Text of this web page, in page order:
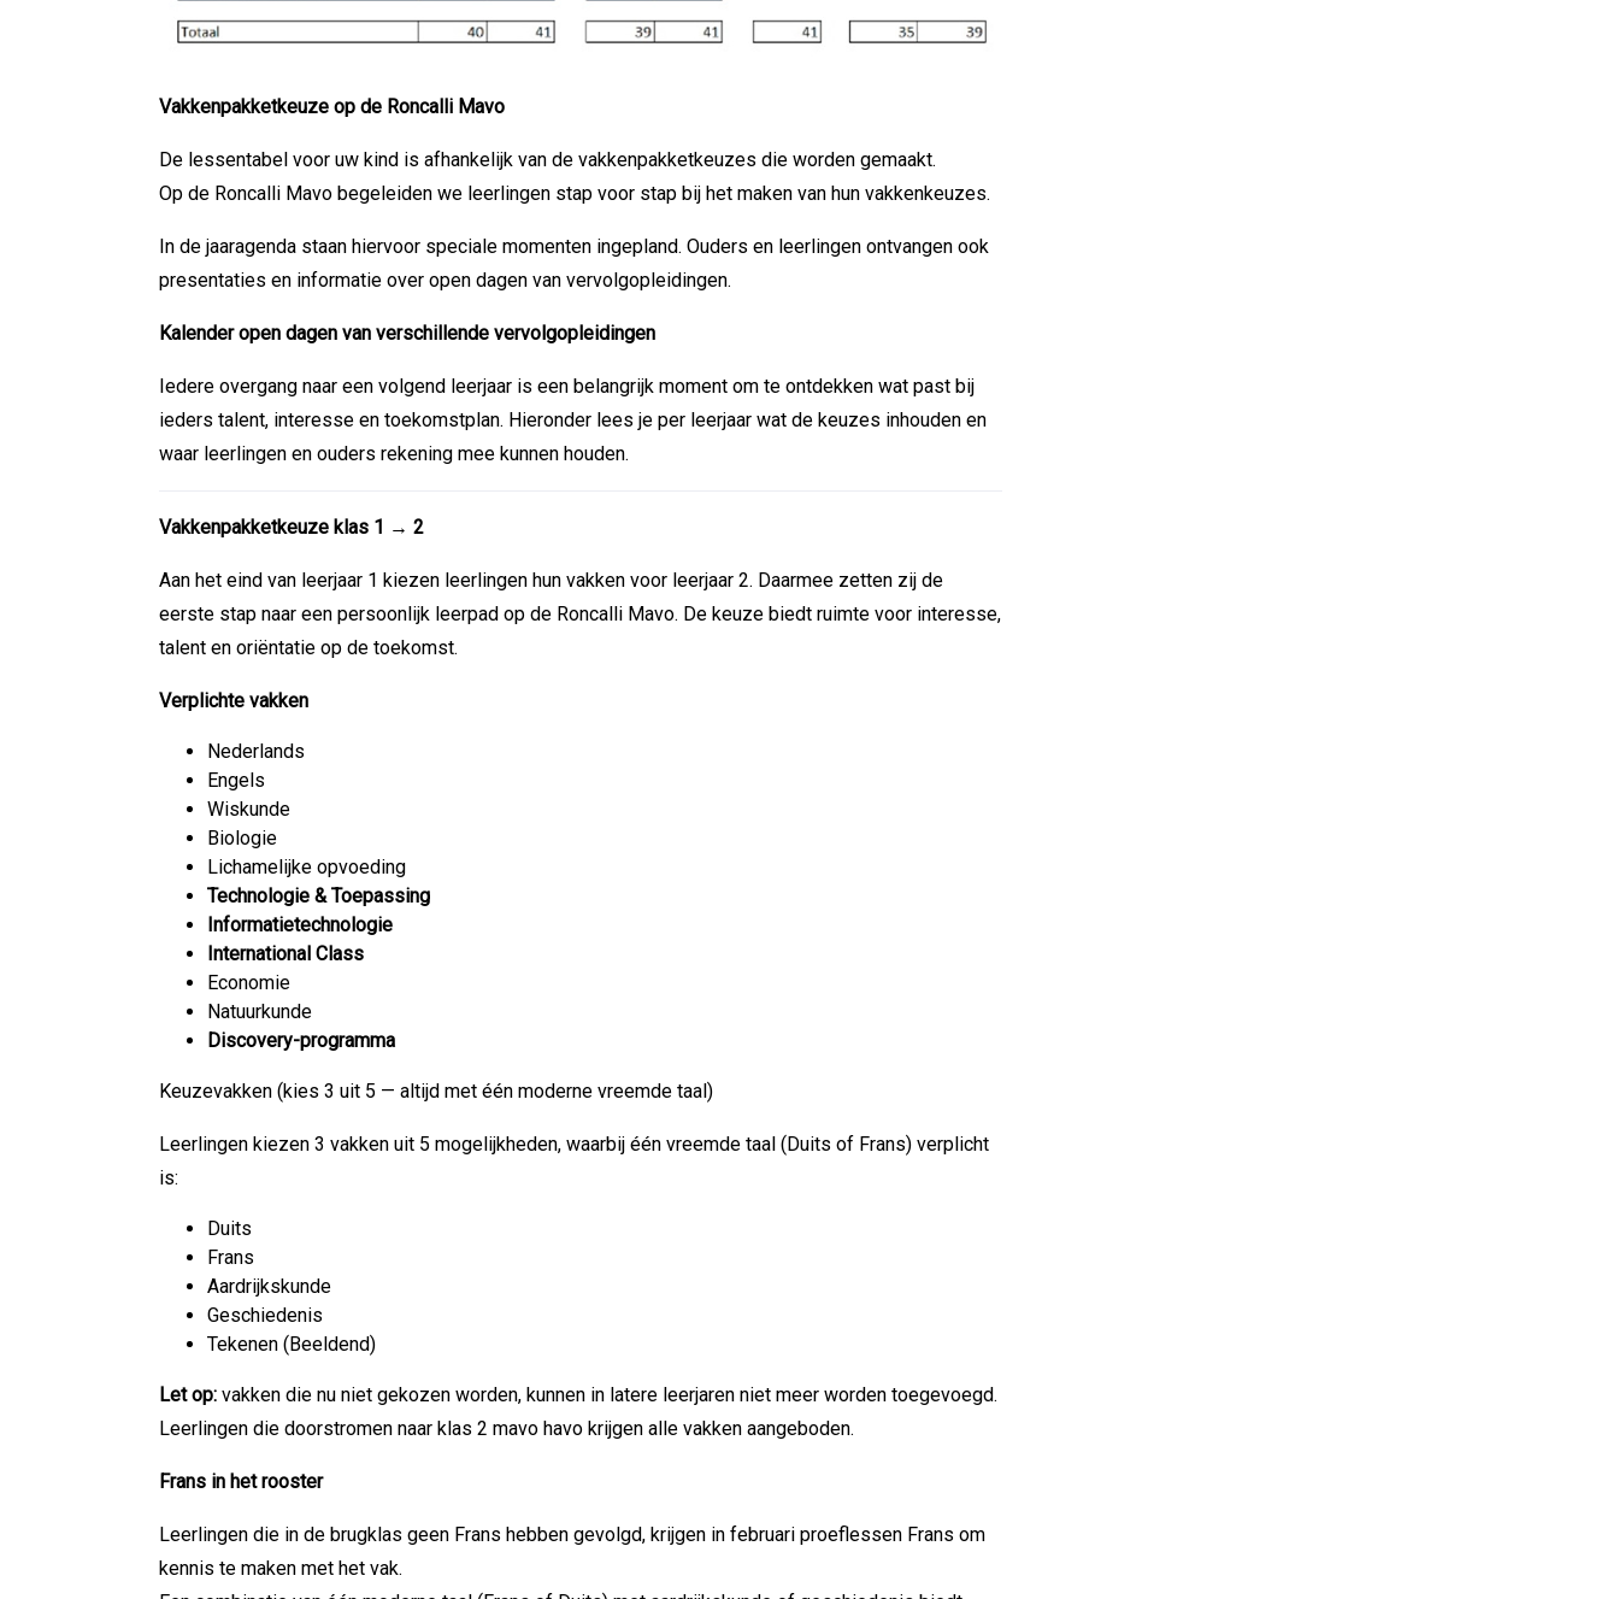
Vakkenpakketkeuze op de Roncalli Mavo
De lessentabel voor uw kind is afhankelijk van de vakkenpakketkeuzes die worden gemaakt.
Op de Roncalli Mavo begeleiden we leerlingen stap voor stap bij het maken van hun vakkenkeuzes.
In de jaaragenda staan hiervoor speciale momenten ingepland. Ouders en leerlingen ontvangen ook
presentaties en informatie over open dagen van vervolgopleidingen.
Kalender open dagen van verschillende vervolgopleidingen
Iedere overgang naar een volgend leerjaar is een belangrijk moment om te ontdekken wat past bij
ieders talent, interesse en toekomstplan. Hieronder lees je per leerjaar wat de keuzes inhouden en
waar leerlingen en ouders rekening mee kunnen houden.
Vakkenpakketkeuze klas 1 → 2
Aan het eind van leerjaar 1 kiezen leerlingen hun vakken voor leerjaar 2. Daarmee zetten zij de
eerste stap naar een persoonlijk leerpad op de Roncalli Mavo. De keuze biedt ruimte voor interesse,
talent en oriëntatie op de toekomst.
Verplichte vakken
Nederlands
Engels
Wiskunde
Biologie
Lichamelijke opvoeding
Technologie & Toepassing
Informatietechnologie
International Class
Economie
Natuurkunde
Discovery-programma
Keuzevakken (kies 3 uit 5 — altijd met één moderne vreemde taal)
Leerlingen kiezen 3 vakken uit 5 mogelijkheden, waarbij één vreemde taal (Duits of Frans) verplicht
is:
Duits
Frans
Aardrijkskunde
Geschiedenis
Tekenen (Beeldend)
Let op: vakken die nu niet gekozen worden, kunnen in latere leerjaren niet meer worden toegevoegd.
Leerlingen die doorstromen naar klas 2 mavo havo krijgen alle vakken aangeboden.
Frans in het rooster
Leerlingen die in de brugklas geen Frans hebben gevolgd, krijgen in februari proeflessen Frans om
kennis te maken met het vak.